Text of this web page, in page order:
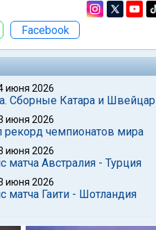
Facebook
июня 2026
Сборные Катара и
июня 2026
чемпионатов мира
июня 2026
матча Австралия - Турция
июня 2026
матча Гаити - Шотландия